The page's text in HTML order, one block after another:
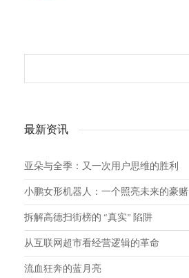
最新资讯
亚朵与全季：又一次用户思维的胜利
小鹏女形机器人：一个照亮未来的豪赌
拆解高德扫街榜的 “真实” 陷阱
从互联网超市看经营逻辑的革命
流血狂奔的蓝月亮